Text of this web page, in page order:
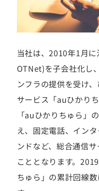
当社は、2010年1月
OTNet)を子会社化し
ンフラの提供を受け
サービス「auひかり
「auひかりちゅら」
え、固定電話、イン
ンドなど、総合通信
こととなります。
ちゅら」の累計回線